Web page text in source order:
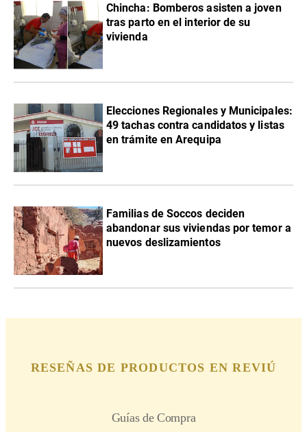
Chincha: Bomberos asisten a joven
tras parto en el interior de su
vivienda
Elecciones Regionales y Municipales:
49 tachas contra candidatos y listas
en trámite en Arequipa
Familias de Soccos deciden
abandonar sus viviendas por temor a
nuevos deslizamientos